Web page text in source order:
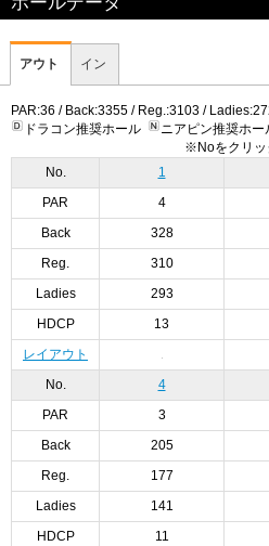
アウト イン
PAR:36 / Back:3355 / Reg.:3103 /
ドラコン推奨ホール
ニアピン推奨ホー
※Noをクリッ
No.
1
PAR 4
Back 328
Reg. 310
Ladies 293
HDCP 13
レイアウト
No. 4
PAR 3
Back 205
Reg. 177
Ladies 141
HDCP 11